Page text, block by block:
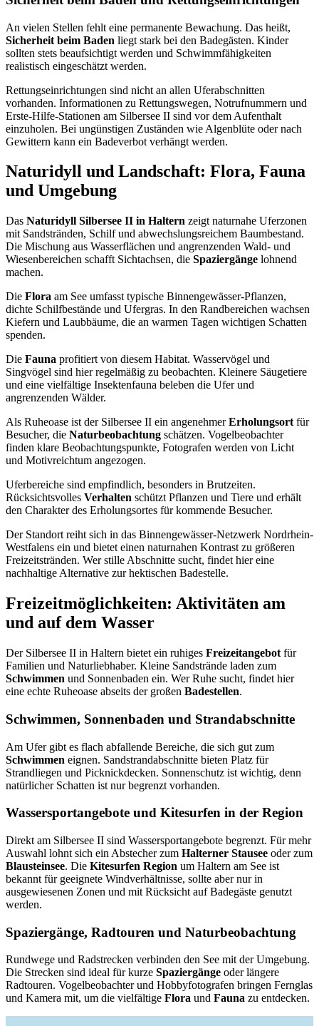
An vielen Stellen fehlt eine permanente Bewachung. Das heißt,
Sicherheit beim Baden liegt stark bei den Badegästen. Kinder
sollten stets beaufsichtigt werden und Schwimmfähigkeiten
realistisch eingeschätzt werden.
Rettungseinrichtungen sind nicht an allen Uferabschnitten
vorhanden. Informationen zu Rettungswegen, Notrufnummern und
Erste-Hilfe-Stationen am Silbersee II sind vor dem Aufenthalt
einzuholen. Bei ungünstigen Zuständen wie Algenblüte oder nach
Gewittern kann ein Badeverbot verhängt werden.
Naturidyll und Landschaft: Flora, Fauna
und Umgebung
Das Naturidyll Silbersee II in Haltern zeigt naturnahe Uferzonen
mit Sandstränden, Schilf und abwechslungsreichem Baumbestand.
Die Mischung aus Wasserflächen und angrenzenden Wald- und
Wiesenbereichen schafft Sichtachsen, die Spaziergänge lohnend
machen.
Die Flora am See umfasst typische Binnengewässer-Pflanzen,
dichte Schilfbestände und Ufergras. In den Randbereichen wachsen
Kiefern und Laubbäume, die an warmen Tagen wichtigen Schatten
spenden.
Die Fauna profitiert von diesem Habitat. Wasservögel und
Singvögel sind hier regelmäßig zu beobachten. Kleinere Säugetiere
und eine vielfältige Insektenfauna beleben die Ufer und
angrenzenden Wälder.
Als Ruheoase ist der Silbersee II ein angenehmerErholungsort für
Besucher, die Naturbeobachtung schätzen. Vogelbeobachter
finden klare Beobachtungspunkte, Fotografen werden von Licht
und Motivreichtum angezogen.
Uferbereiche sind empfindlich, besonders in Brutzeiten.
Rücksichtsvolles Verhalten schützt Pflanzen und Tiere und erhält
den Charakter des Erholungsortes für kommende Besucher.
Der Standort reiht sich in das Binnengewässer-Netzwerk Nordrhein-
Westfalens ein und bietet einen naturnahen Kontrast zu größeren
Freizeitstränden. Wer stille Abschnitte sucht, findet hier eine
nachhaltige Alternative zur hektischen Badestelle.
Freizeitmöglichkeiten: Aktivitäten am
und auf dem Wasser
Der Silbersee II in Haltern bietet ein ruhiges Freizeitangebot für
Familien und Naturliebhaber. Kleine Sandstrände laden zum
Schwimmen und Sonnenbaden ein. Wer Ruhe sucht, findet hier
eine echte Ruheoase abseits der großen Badestellen.
Schwimmen, Sonnenbaden und Strandabschnitte
Am Ufer gibt es flach abfallende Bereiche, die sich gut zum
Schwimmen eignen. Sandstrandabschnitte bieten Platz für
Strandliegen und Picknickdecken. Sonnenschutz ist wichtig, denn
natürlicher Schatten ist nur begrenzt vorhanden.
Wassersportangebote und Kitesurfen in der Region
Direkt am Silbersee II sind Wassersportangebote begrenzt. Für mehr
Auswahl lohnt sich ein Abstecher zum Halterner Stausee oder zum
Blausteinsee. Die Kitesurfen Region um Haltern am See ist
bekannt für geeignete Windverhältnisse, sollte aber nur in
ausgewiesenen Zonen und mit Rücksicht auf Badegäste genutzt
werden.
Spaziergänge, Radtouren und Naturbeobachtung
Rundwege und Radstrecken verbinden den See mit der Umgebung.
Die Strecken sind ideal für kurze Spaziergänge oder längere
Radtouren. Vogelbeobachter und Hobbyfotografen bringen Fernglas
und Kamera mit, um die vielfältige Flora und Fauna zu entdecken.